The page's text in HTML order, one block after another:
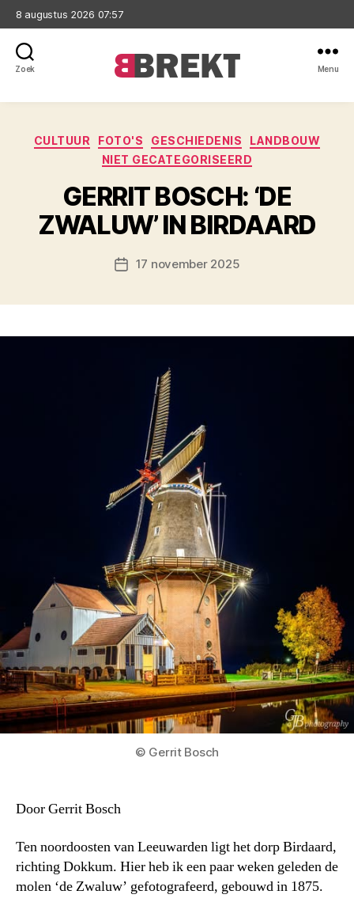
8 augustus 2026 07:57
Zoek Menu
Categorieën
CULTUUR FOTO'S GESCHIEDENIS
LANDBOUW
NIET GECATEGORISEERD
GERRIT BOSCH: ‘DE
ZWALUW’ IN BIRDAARD
Berichtdatum
17 november 2025
© Gerrit Bosch
Door Gerrit Bosch
Ten noordoosten van Leeuwarden ligt het dorp Birdaard,
richting Dokkum. Hier heb ik een paar weken geleden de
molen ‘de Zwaluw’ gefotografeerd, gebouwd in 1875.